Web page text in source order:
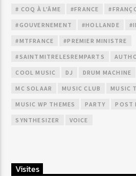
# COQ À L'ÂME #FRANCE
#GOUVERNEMENT #HOLLANDE
#MTFRANCE #PREMIER MINISTRE
#SAINTMITRELESREMPARTS
COOL MUSIC DJ DRUM MACHINE
MC SOLAAR MUSIC CLUB MUSIC
MUSIC WP THEMES PARTY POST
SYNTHESIZER VOICE
Visites